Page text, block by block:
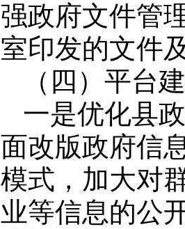
强政府文件管
室印发的文件
（四）平台
一是优化县
面改版政府信
模式，加大对
业等信息的公